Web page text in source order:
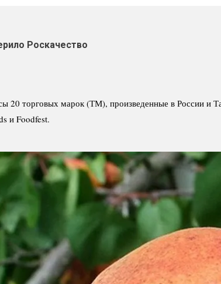
Роскачество
20 торговых марок (ТМ), произведенные в России и
и Foodfest.